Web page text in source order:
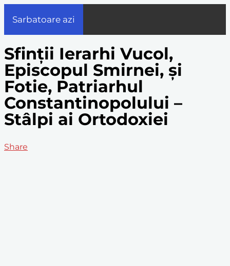
Sarbatoare azi
Sfinții Ierarhi Vucol,
Episcopul Smirnei, și
Fotie, Patriarhul
Constantinopolului –
Stâlpi ai Ortodoxiei
Share